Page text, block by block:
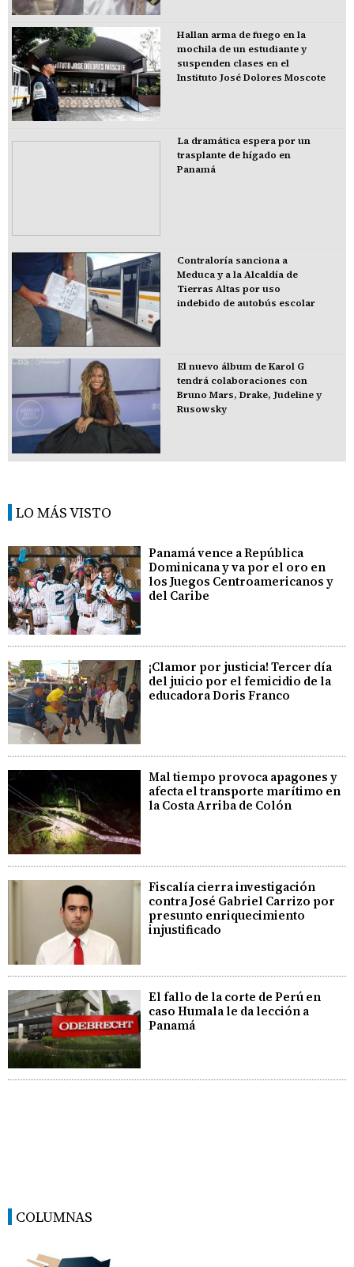
Hallan arma de fuego en la
mochila de un estudiante y
suspenden clases en el
Instituto José Dolores Moscote
La dramática espera por un
trasplante de hígado en
Panamá
Contraloría sanciona a
Meduca y a la Alcaldía de
Tierras Altas por uso
indebido de autobús escolar
El nuevo álbum de Karol G
tendrá colaboraciones con
Bruno Mars, Drake, Judeline y
Rusowsky
LO MÁS VISTO
Panamá vence a República
Dominicana y va por el oro en
los Juegos Centroamericanos y
del Caribe
¡Clamor por justicia! Tercer día
del juicio por el femicidio de la
educadora Doris Franco
Mal tiempo provoca apagones y
afecta el transporte marítimo en
la Costa Arriba de Colón
Fiscalía cierra investigación
contra José Gabriel Carrizo por
presunto enriquecimiento
injustificado
El fallo de la corte de Perú en
caso Humala le da lección a
Panamá
COLUMNAS